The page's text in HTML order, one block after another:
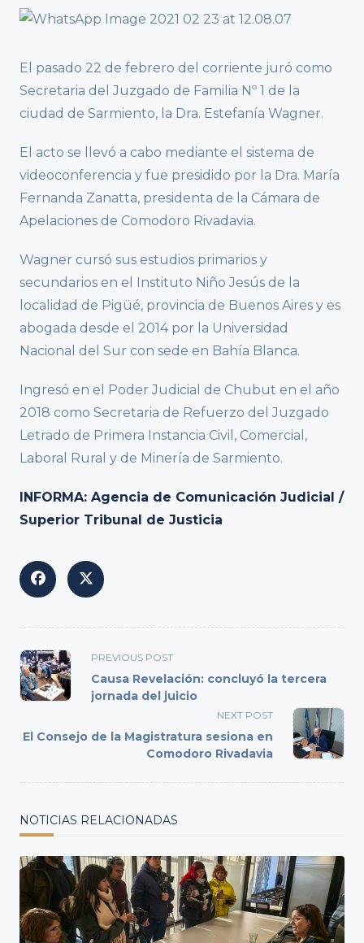
El pasado 22 de febrero del corriente juró como
Secretaria del Juzgado de Familia Nº 1 de la
ciudad de Sarmiento, la Dra. Estefanía Wagner.
El acto se llevó a cabo mediante el sistema de
videoconferencia y fue presidido por la Dra. María
Fernanda Zanatta, presidenta de la Cámara de
Apelaciones de Comodoro Rivadavia.
Wagner cursó sus estudios primarios y
secundarios en el Instituto Niño Jesús de la
localidad de Pigüé, provincia de Buenos Aires y es
abogada desde el 2014 por la Universidad
Nacional del Sur con sede en Bahía Blanca.
Ingresó en el Poder Judicial de Chubut en el año
2018 como Secretaria de Refuerzo del Juzgado
Letrado de Primera Instancia Civil, Comercial,
Laboral Rural y de Minería de Sarmiento.
INFORMA: Agencia de Comunicación Judicial /
Superior Tribunal de Justicia
<span
class="nav-
subtitle
reader-
PREVIOUS POST
Causa Revelación: concluyó la tercera
jornada del juicio
NEXT POST
El Consejo de la Magistratura sesiona en
Comodoro Rivadavia
NOTICIAS RELACIONADAS